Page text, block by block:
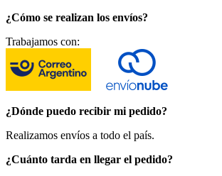
¿Cómo se realizan los envíos?
Trabajamos con:
¿Dónde puedo recibir mi pedido?
Realizamos envíos a todo el país.
¿Cuánto tarda en llegar el pedido?